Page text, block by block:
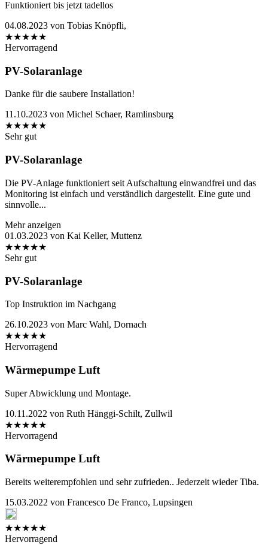
Funktioniert bis jetzt tadellos
04.08.2023 von Tobias Knöpfli,
★★★★★
Hervorragend
PV-Solaranlage
Danke für die saubere Installation!
11.10.2023 von Michel Schaer, Ramlinsburg
★★★★★
Sehr gut
PV-Solaranlage
Die PV-Anlage funktioniert seit Aufschaltung einwandfrei und das
Monitoring ist einfach und verständlich dargestellt. Eine gute und
sinnvolle...
Mehr anzeigen
01.03.2023 von Kai Keller, Muttenz
★★★★★
Sehr gut
PV-Solaranlage
Top Instruktion im Nachgang
26.10.2023 von Marc Wahl, Dornach
★★★★★
Hervorragend
Wärmepumpe Luft
Super Abwicklung und Montage.
10.11.2022 von Ruth Hänggi-Schilt, Zullwil
★★★★★
Hervorragend
Wärmepumpe Luft
Bereits weiterempfohlen und sehr zufrieden.. Jederzeit wieder Tiba.
15.03.2022 von Francesco De Franco, Lupsingen
★★★★★
Hervorragend